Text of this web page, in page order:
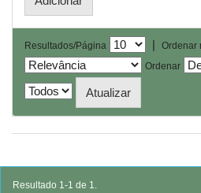
Resultados/Página |
Ordenar
Ordenar
Resultado 1-1 de 1.